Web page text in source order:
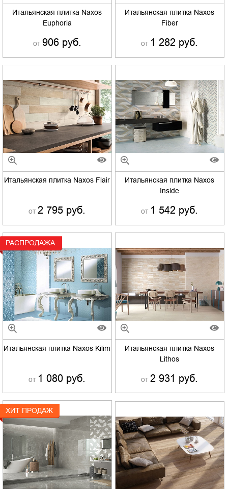
Итальянская плитка Naxos
Euphoria
от 906 руб.
Итальянская плитка Naxos
Fiber
от 1 282 руб.
Итальянская плитка Naxos Flair
от 2 795 руб.
Итальянская плитка Naxos
Inside
от 1 542 руб.
Итальянская плитка Naxos Kilim
от 1 080 руб.
РАСПРОДАЖА
Итальянская плитка Naxos
Lithos
от 2 931 руб.
ХИТ ПРОДАЖ